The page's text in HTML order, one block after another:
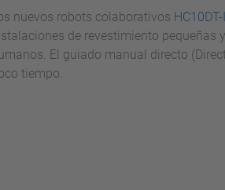
nuevos robots colaborativos
de revestimiento pequeñas
El guiado manual directo
tiempo.